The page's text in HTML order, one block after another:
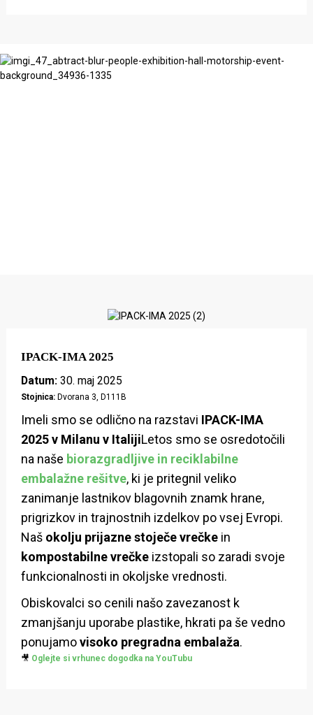
IPACK-IMA 2025
Datum:30. maj 2025
Stojnica:Dvorana 3, D111B
Imeli smo se odlično na razstavi IPACK-IMA
2025 v Milanu v ItalijiLetos smo se osredotočili
na naše biorazgradljive in reciklabilne
embalažne rešitve, ki je pritegnil veliko
zanimanje lastnikov blagovnih znamk hrane,
prigrizkov in trajnostnih izdelkov po vsej Evropi.
Naš okolju prijazne stoječe vrečkein
kompostabilne vrečkeizstopali so zaradi svoje
funkcionalnosti in okoljske vrednosti.
Obiskovalci so cenili našo zavezanost k
zmanjšanju uporabe plastike, hkrati pa še vedno
ponujamovisoko pregradna embalaža.
🎥 Oglejte si vrhunec dogodka na YouTubu